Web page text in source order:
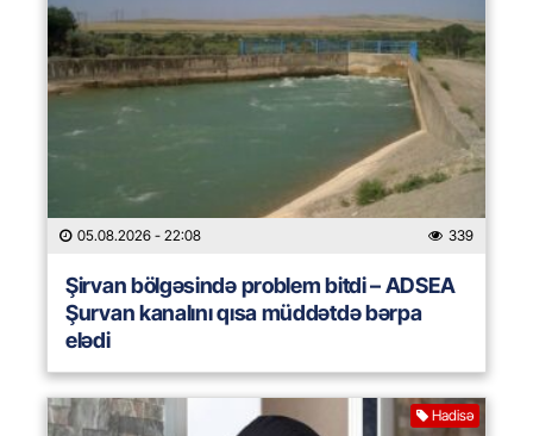
05.08.2026 - 22:08 339
Şirvan bölgəsində problem bitdi – ADSEA
Şurvan kanalını qısa müddətdə bərpa
elədi
Hadisə